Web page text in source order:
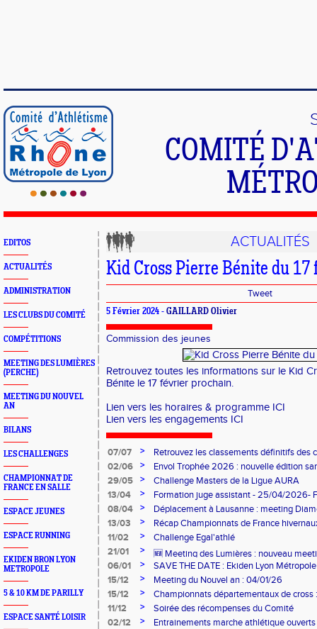
COMITÉ
EDITOS
ACTUALITÉS
ADMINISTRATION
LES CLUBS DU COMITÉ
COMPÉTITIONS
MEETING DES LUMIÈRES
(PERCHE)
MEETING DU NOUVEL
AN
BILANS
LES CHALLENGES
CHAMPIONNAT DE
FRANCE EN SALLE
ESPACE JEUNES
ESPACE RUNNING
EKIDEN BRON LYON
METROPOLE
5 & 10 KM DE PARILLY
ESPACE SANTÉ LOISIR
ACTUALITÉS
Kid Cross Pierre Bénite du
Tweet
5 Février 2024 - GAILLARD Olivier
Commission des jeunes
Retrouvez toutes les informations sur le Kid
Bénite le 17 février prochain.
Lien vers les horaires & programme ICI
Lien vers les engagements ICI
07/07 >
Retrouvez les classements définitifs des
02/06
>
Envol Trophée 2026 : nouvelle édition
29/05
>
Challenge Masters de la Ligue AURA
13/04
>
Formation juge assistant - 25/04/2026-
08/04
>
Déplacement à Lausanne : meeting
Olympique
13/03 >
Récap Championnats de France
11/02
>
Challenge Egal'athlé
21/01
>
🆕 Meeting des Lumières : nouveau
06/01
>
SAVE THE DATE : Ekiden Lyon
28/03/26
15/12 >
Meeting du Nouvel an : 04/01/26
15/12
>
Championnats départementaux de cross
11/12
>
Soirée des récompenses du Comité
02/12
>
Entrainements marche athlétique